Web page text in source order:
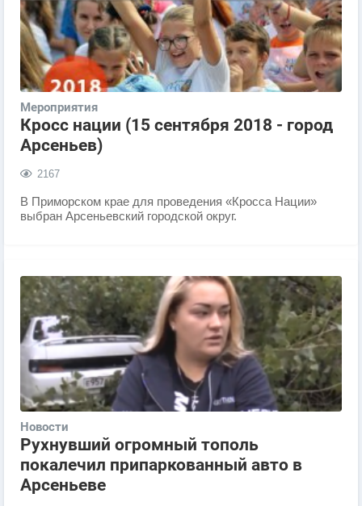
Мероприятия
Кросс нации (15 сентября 2018 - город
Арсеньев)
2167
В Приморском крае для проведения «Кросса Нации»
выбран Арсеньевский городской округ.
Новости
Рухнувший огромный тополь
покалечил припаркованный авто в
Арсеньеве